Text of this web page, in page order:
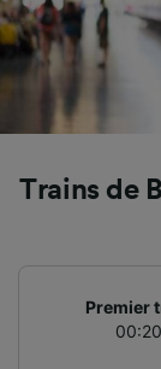
Trains de
Premier
00:20